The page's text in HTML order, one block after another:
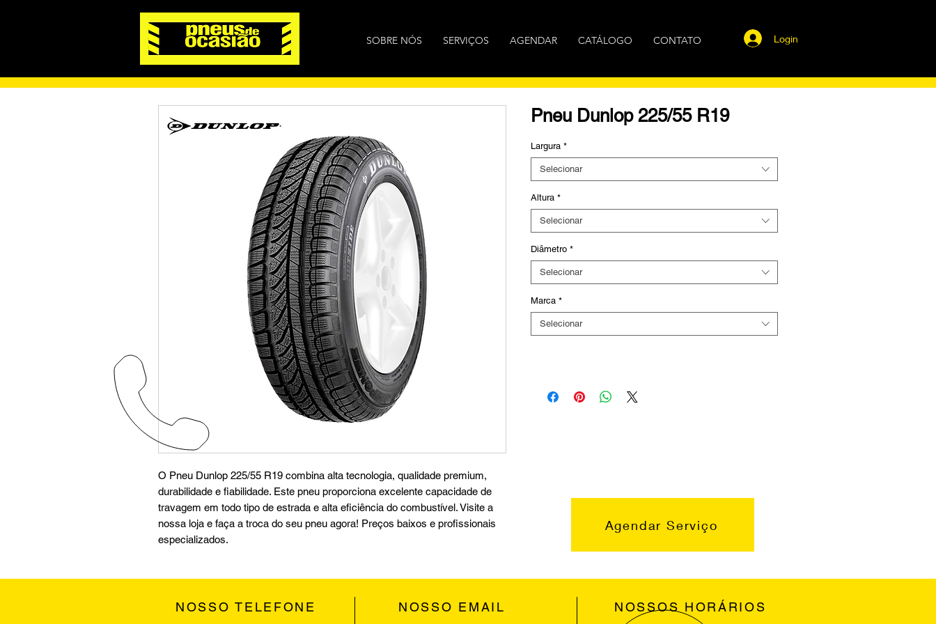
SOBRE NÓS SERVIÇOS AGENDAR CATÁLOGO CONTATO Login
O Pneu Dunlop 225/55 R19 combina alta tecnologia, qualidade premium,
durabilidade e fiabilidade. Este pneu proporciona excelente capacidade de
travagem em todo tipo de estrada e alta eficiência do combustível. Visite a
nossa loja e faça a troca do seu pneu agora! Preços baixos e profissionais
especializados.
Pneu Dunlop 225/55 R19
Largura *
Selecionar
Altura *
Selecionar
Diâmetro *
Selecionar
Marca *
Selecionar
Agendar Serviço
NOSSO TELEFONE NOSSO EMAIL NOSSOS HORÁRIOS